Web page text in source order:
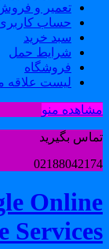
تعمیر و فروش
حساب کاربری
سبد خرید
شرایط حمل
فروشگاه
لیست علاقه
منو
بگیرید